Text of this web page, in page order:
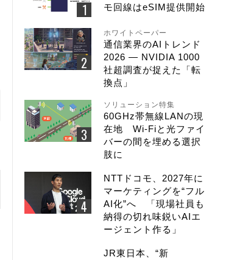
モ回線はeSIM提供開始
ホワイトペーパー
通信業界のAIトレンド
2026 ― NVIDIA 1000
社超調査が捉えた「転
換点」
ソリューション特集
60GHz帯無線LANの現
在地 Wi-Fiと光ファイ
バーの間を埋める選択
肢に
NTTドコモ、2027年に
マーケティングを“フル
AI化”へ 「現場社員も
納得の切れ味鋭いAIエ
ージェント作る」
JR東日本、“新